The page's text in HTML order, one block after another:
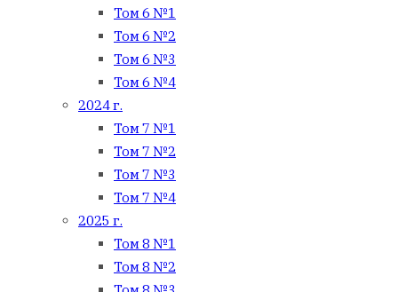
Том 6 №1
Том 6 №2
Том 6 №3
Том 6 №4
2024 г.
Том 7 №1
Том 7 №2
Том 7 №3
Том 7 №4
2025 г.
Том 8 №1
Том 8 №2